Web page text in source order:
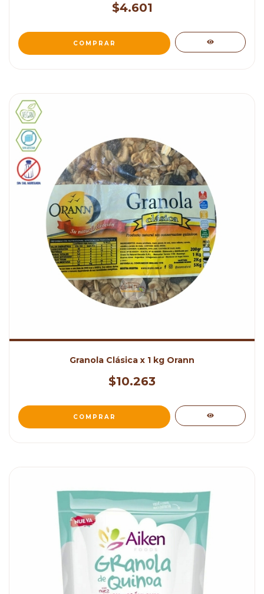
$4.601
Granola Clásica x 1 kg Orann
$10.263